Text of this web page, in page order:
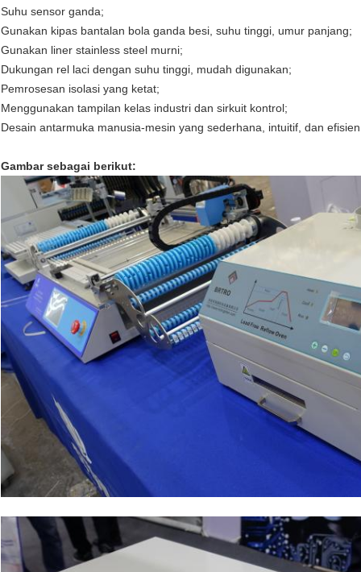
Suhu sensor ganda;
Gunakan kipas bantalan bola ganda besi, suhu tinggi, umur panjang;
Gunakan liner stainless steel murni;
Dukungan rel laci dengan suhu tinggi, mudah digunakan;
Pemrosesan isolasi yang ketat;
Menggunakan tampilan kelas industri dan sirkuit kontrol;
Desain antarmuka manusia-mesin yang sederhana, intuitif, dan
Gambar sebagai berikut: